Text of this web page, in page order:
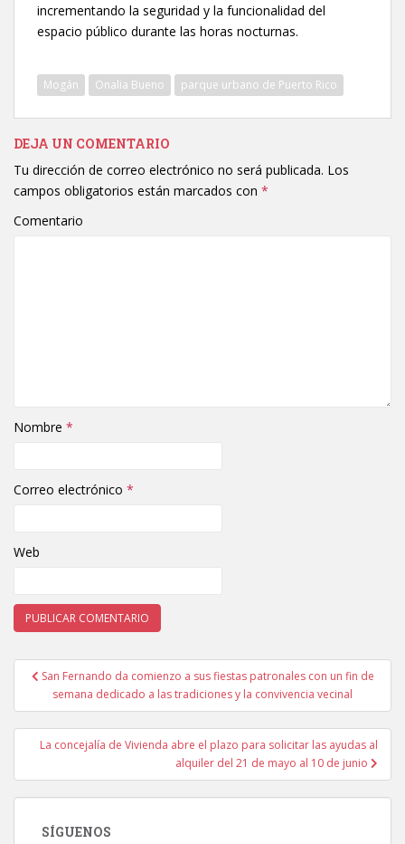
incrementando la seguridad y la funcionalidad del
espacio público durante las horas nocturnas.
Mogán Onalia Bueno parque urbano de Puerto Rico
DEJA UN COMENTARIO
Tu dirección de correo electrónico no será publicada. Los
campos obligatorios están marcados con *
Comentario
Nombre *
Correo electrónico *
Web
Navegación de entradas
San Fernando da comienzo a sus fiestas patronales con un fin de
semana dedicado a las tradiciones y la convivencia vecinal
La concejalía de Vivienda abre el plazo para solicitar las ayudas al
alquiler del 21 de mayo al 10 de junio
SÍGUENOS